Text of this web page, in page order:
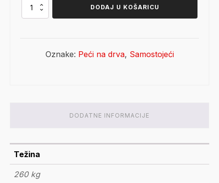
je:
7.309,15 €.
Jotul
DODAJ U KOŠARICU
Oznake: Peći na drva, Samostojeći
DODATNE INFORMACIJE
Težina
260 kg